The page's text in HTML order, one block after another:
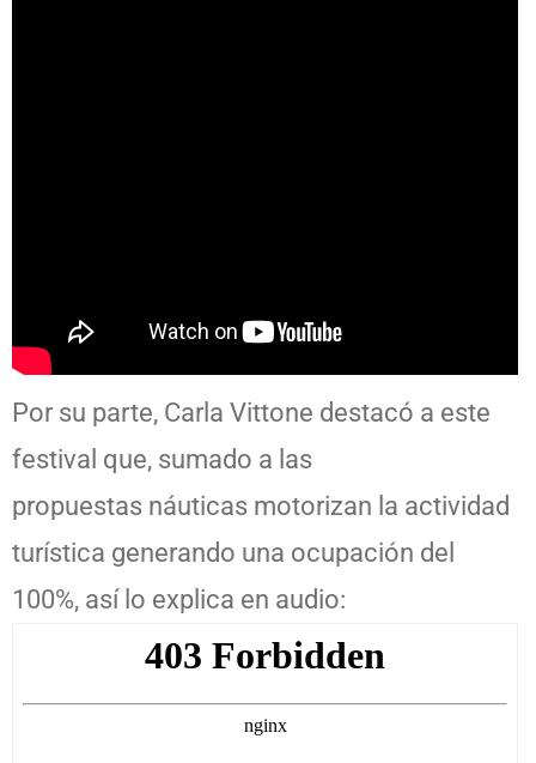
Por su parte, Carla Vittone destacó a este
festival que, sumado a las
propuestas náuticas motorizan la actividad
turística generando una ocupación del
100%, así lo explica en audio: